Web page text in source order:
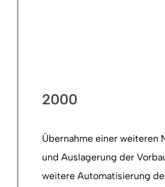
2000
Übernahme einer weiteren
und Auslagerung der
weitere Automatisierung